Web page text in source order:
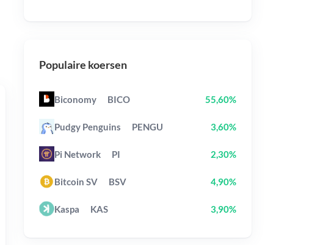
Populaire koersen
Biconomy BICO 55,60%
Pudgy Penguins PENGU 3,60%
Pi Network PI 2,30%
Bitcoin SV BSV 4,90%
Kaspa KAS 3,90%